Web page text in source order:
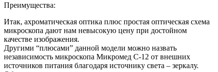
Преимущества:
Итак, ахроматическая оптика плюс простая оптическая схема
микроскопа дают нам невысокую цену при достойном
качестве изображения.
Другими “плюсами” данной модели можно назвать
независимость микроскопа Микромед С-12 от внешних
источников питания благодаря источнику света – зеркалу.